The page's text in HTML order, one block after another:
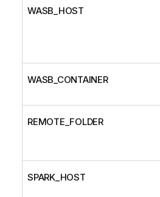
WASB_HOST
WASB_CONTAINER
REMOTE_FOLDER
SPARK_HOST